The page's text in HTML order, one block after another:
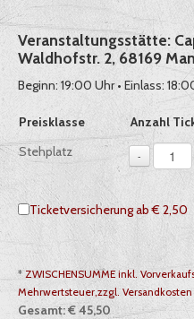
DE | EN
Anmelden
Veranstaltungsstätte:
Waldhofstr. 2, 68169
Beginn: 19:00 Uhr • Einlass:
Auswahl von Tickets pro
Preisklasse Anzahl
Stehplatz
-
Ticketversicherung ab € 2,50
* ZWISCHENSUMME inkl.
Mehrwertsteuer,zzgl. Versandkosten
Gesamt:€ 45,50